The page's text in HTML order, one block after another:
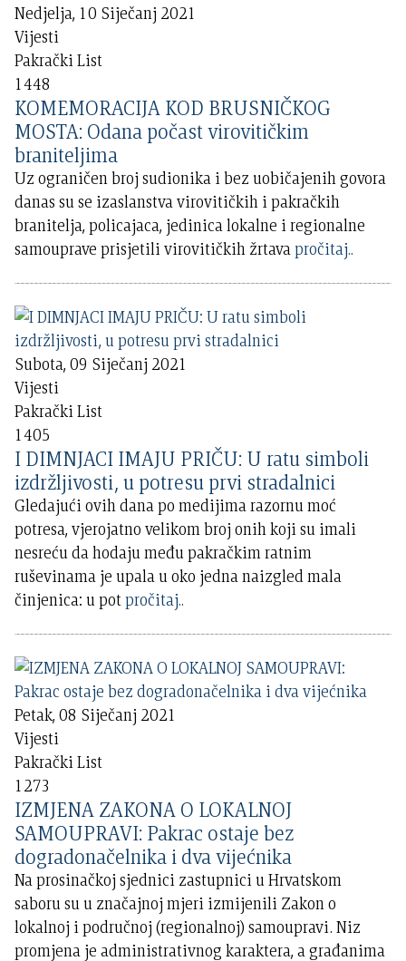
Nedjelja, 10 Siječanj 2021
Vijesti
Pakrački List
1448
KOMEMORACIJA KOD BRUSNIČKOG
MOSTA: Odana počast virovitičkim
braniteljima
Uz ograničen broj sudionika i bez uobičajenih govora
danas su se izaslanstva virovitičkih i pakračkih
branitelja, policajaca, jedinica lokalne i regionalne
samouprave prisjetili virovitičkih žrtavapročitaj..
Subota, 09 Siječanj 2021
Vijesti
Pakrački List
1405
I DIMNJACI IMAJU PRIČU: U ratu simboli
izdržljivosti, u potresu prvi stradalnici
Gledajući ovih dana po medijima razornu moć
potresa, vjerojatno velikom broj onih koji su imali
nesreću da hodaju među pakračkim ratnim
ruševinama je upala u oko jedna naizgled mala
činjenica: u potpročitaj..
Petak, 08 Siječanj 2021
Vijesti
Pakrački List
1273
IZMJENA ZAKONA O LOKALNOJ
SAMOUPRAVI: Pakrac ostaje bez
dogradonačelnika i dva vijećnika
Na prosinačkoj sjednici zastupnici u Hrvatskom
saboru su u značajnoj mjeri izmijenili Zakon o
lokalnoj i područnoj (regionalnoj) samoupravi. Niz
promjena je administrativnog karaktera, a građanima